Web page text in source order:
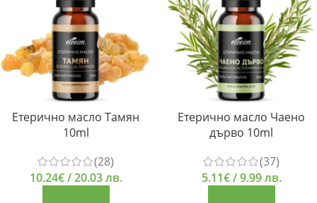
Етерично масло Тамян
10ml
(28)
10.24€/ 20.03 лв.
Етерично масло Чаено
дърво 10ml
(37)
5.11€/ 9.99 лв.